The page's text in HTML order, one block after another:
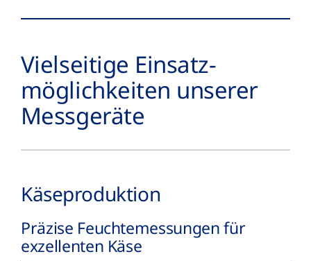
Vielseitige Einsatz­
möglich­keiten unserer
Messgeräte
Käse­produktion
Präzise Feuchte­messungen für
exzellenten Käse